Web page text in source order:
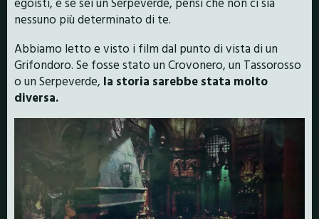
nessuno più determinato di te.
Abbiamo letto e visto i film dal punto di vista di un
Grifondoro. Se fosse stato un Crovonero, un Tassorosso
o un Serpeverde, la storia sarebbe stata molto
diversa.